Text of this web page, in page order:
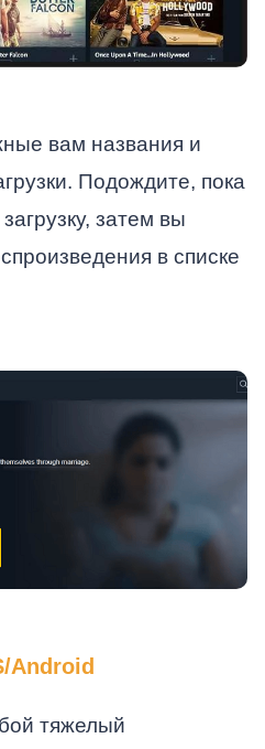
вам названия и
Подождите, пока
затем вы
в списке
Android
тяжелый